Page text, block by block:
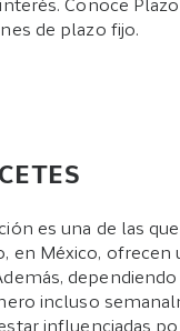
Conoce
de plazo fijo.
CETES
es una de las
en México,
incluso